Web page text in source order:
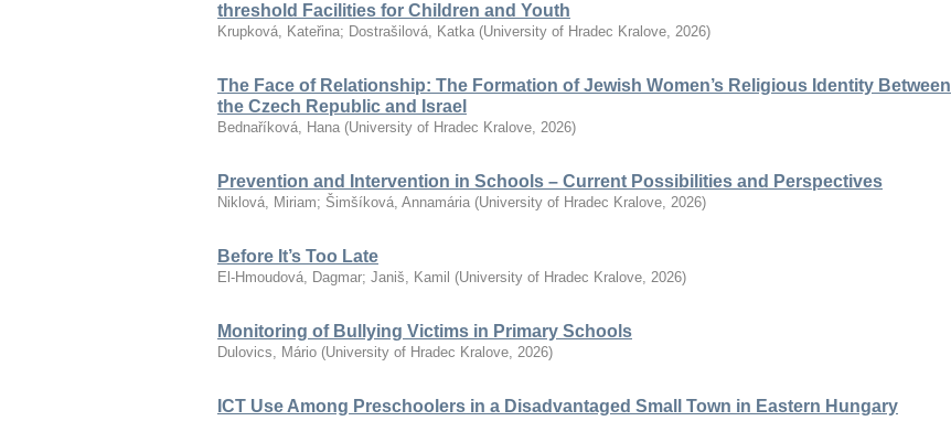
threshold Facilities for Children and Youth
Krupková, Kateřina; Dostrašilová, Katka (University of Hradec Kralove, 2026)
The Face of Relationship: The Formation of Jewish Women’s Religious Identity Between
the Czech Republic and Israel
Bednaříková, Hana (University of Hradec Kralove, 2026)
Prevention and Intervention in Schools – Current Possibilities and Perspectives
Niklová, Miriam; Šimšíková, Annamária (University of Hradec Kralove, 2026)
Before It’s Too Late
El-Hmoudová, Dagmar; Janiš, Kamil (University of Hradec Kralove, 2026)
Monitoring of Bullying Victims in Primary Schools
Dulovics, Mário (University of Hradec Kralove, 2026)
ICT Use Among Preschoolers in a Disadvantaged Small Town in Eastern Hungary